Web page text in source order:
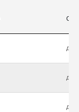
до
до
до